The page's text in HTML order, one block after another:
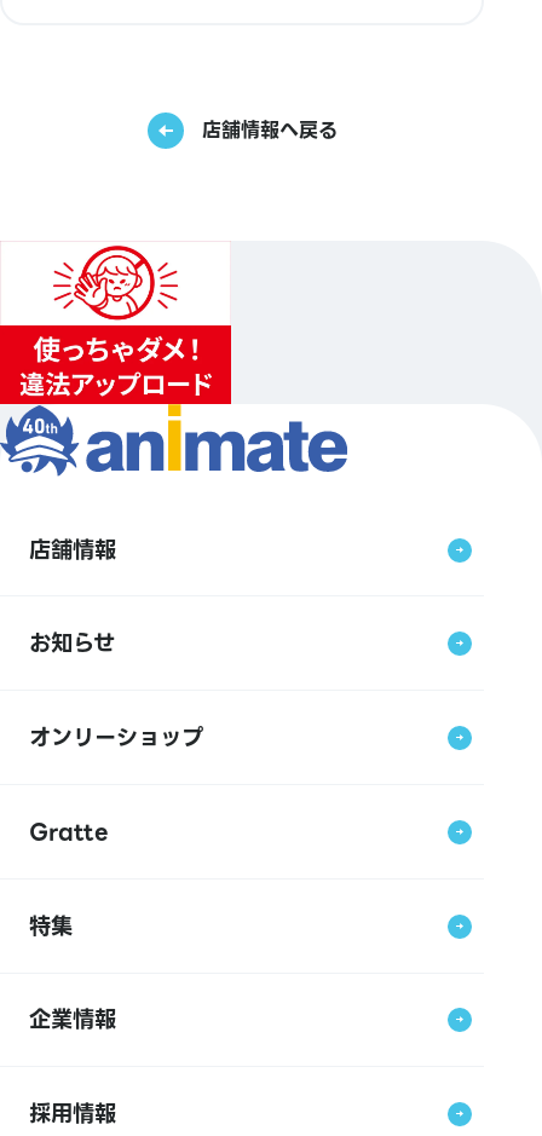
店舗情報へ戻る
店舗情報
お知らせ
オンリーショップ
Gratte
特集
企業情報
採用情報